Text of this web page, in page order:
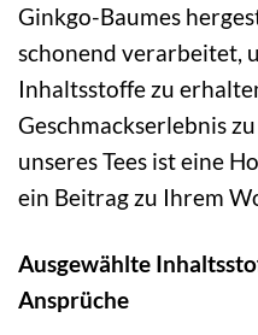
Ginkgo-Baumes
schonend verarbeitet,
Inhaltsstoffe zu
Geschmackserlebnis
unseres Tees ist eine
ein Beitrag zu Ihrem
Ausgewählte
Ansprüche